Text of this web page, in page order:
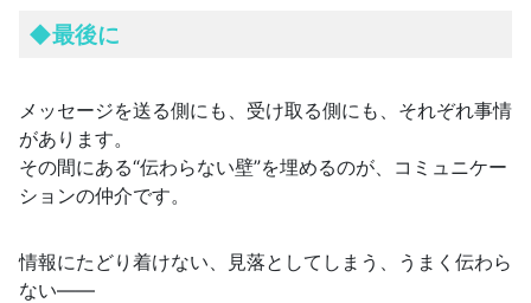
◆最後に
メッセージを送る側にも、受け取る側にも、それぞれ事情
があります。
その間にある“伝わらない壁”を埋めるのが、コミュニケー
ションの仲介です。
情報にたどり着けない、見落としてしまう、うまく伝わら
ない――